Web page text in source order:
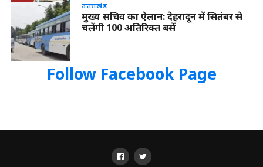
उत्तराखंड
मुख्य सचिव का ऐलान: देहरादून में सितंबर से
चलेंगी 100 अतिरिक्त बसें
Follow Facebook Page